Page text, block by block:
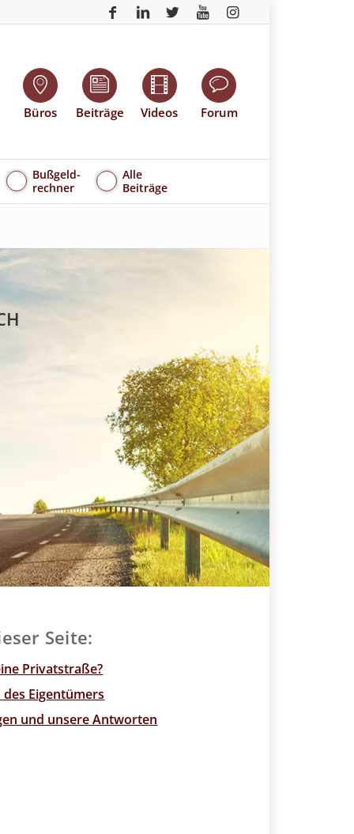
Büros Beiträge Videos Forum
Bußgeld-
rechner
Alle
Beiträge
Seite:
Privatstraße?
Eigentümers
und unsere Antworten